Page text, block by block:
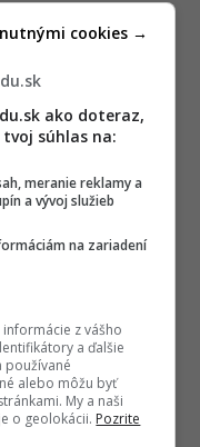
ako doteraz,
súhlas na:
meranie reklamy a
a vývoj služieb
na zariadení
z vášho
a ďalšie
používané
alebo môžu byť
My a naši
o geolokácii. Pozrite
cookies →